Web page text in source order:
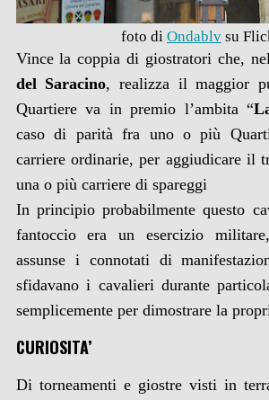
foto di Ondablv su
Vince la coppia di giostratori che,
del Saracino, realizza il maggior
Quartiere va in premio l’ambita “
caso di parità fra uno o più
carriere ordinarie, per aggiudicare il
una o più carriere di spareggi
In principio probabilmente questo
fantoccio era un esercizio
assunse i connotati di
sfidavano i cavalieri durante
semplicemente per dimostrare la
CURIOSITA’
Di torneamenti e giostre visti in